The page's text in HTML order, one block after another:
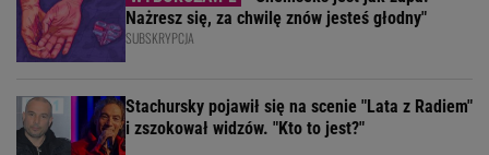
Nażresz się, za chwilę znów jesteś głodny"
SUBSKRYPCJA
Stachursky pojawił się na scenie "Lata z Radiem"
i zszokował widzów. "Kto to jest?"